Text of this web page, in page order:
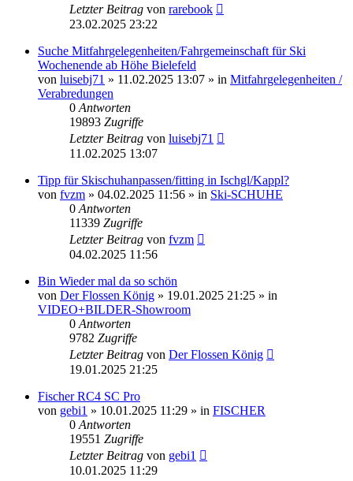
Letzter Beitrag von rarebook
23.02.2025 23:22
Suche Mitfahrgelegenheiten/Fahrgemeinschaft für Ski
Wochenende ab Höhe Bielefeld
von luisebj71 » 11.02.2025 13:07 » in Mitfahrgelegenheiten /
Verabredungen
0 Antworten
19893 Zugriffe
Letzter Beitrag von luisebj71
11.02.2025 13:07
Tipp für Skischuhanpassen/fitting in Ischgl/Kappl?
von fvzm » 04.02.2025 11:56 » in Ski-SCHUHE
0 Antworten
11339 Zugriffe
Letzter Beitrag von fvzm
04.02.2025 11:56
Bin Wieder mal da so schön
von Der Flossen König » 19.01.2025 21:25 » in
VIDEO+BILDER-Showroom
0 Antworten
9782 Zugriffe
Letzter Beitrag von Der Flossen König
19.01.2025 21:25
Fischer RC4 SC Pro
von gebi1 » 10.01.2025 11:29 » in FISCHER
0 Antworten
19551 Zugriffe
Letzter Beitrag von gebi1
10.01.2025 11:29